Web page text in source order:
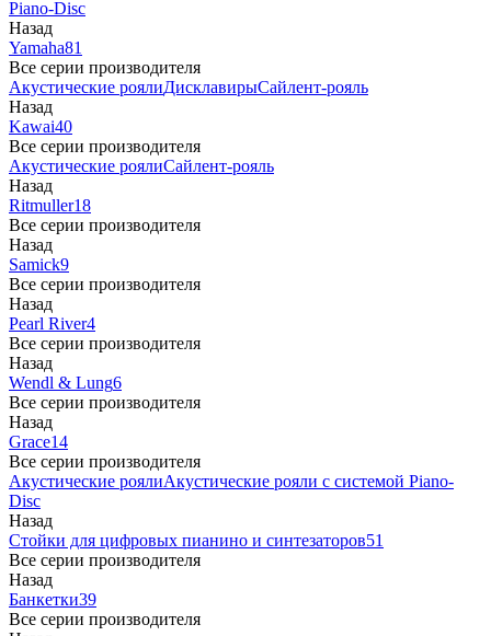
Piano-Disc
Назад
Yamaha81
Все серии производителя
Акустические роялиДисклавирыСайлент-рояль
Назад
Kawai40
Все серии производителя
Акустические роялиСайлент-рояль
Назад
Ritmuller18
Все серии производителя
Назад
Samick9
Все серии производителя
Назад
Pearl River4
Все серии производителя
Назад
Wendl & Lung6
Все серии производителя
Назад
Grace14
Все серии производителя
Акустические роялиАкустические рояли с системой Piano-
Disc
Назад
Стойки для цифровых пианино и синтезаторов51
Все серии производителя
Назад
Банкетки39
Все серии производителя